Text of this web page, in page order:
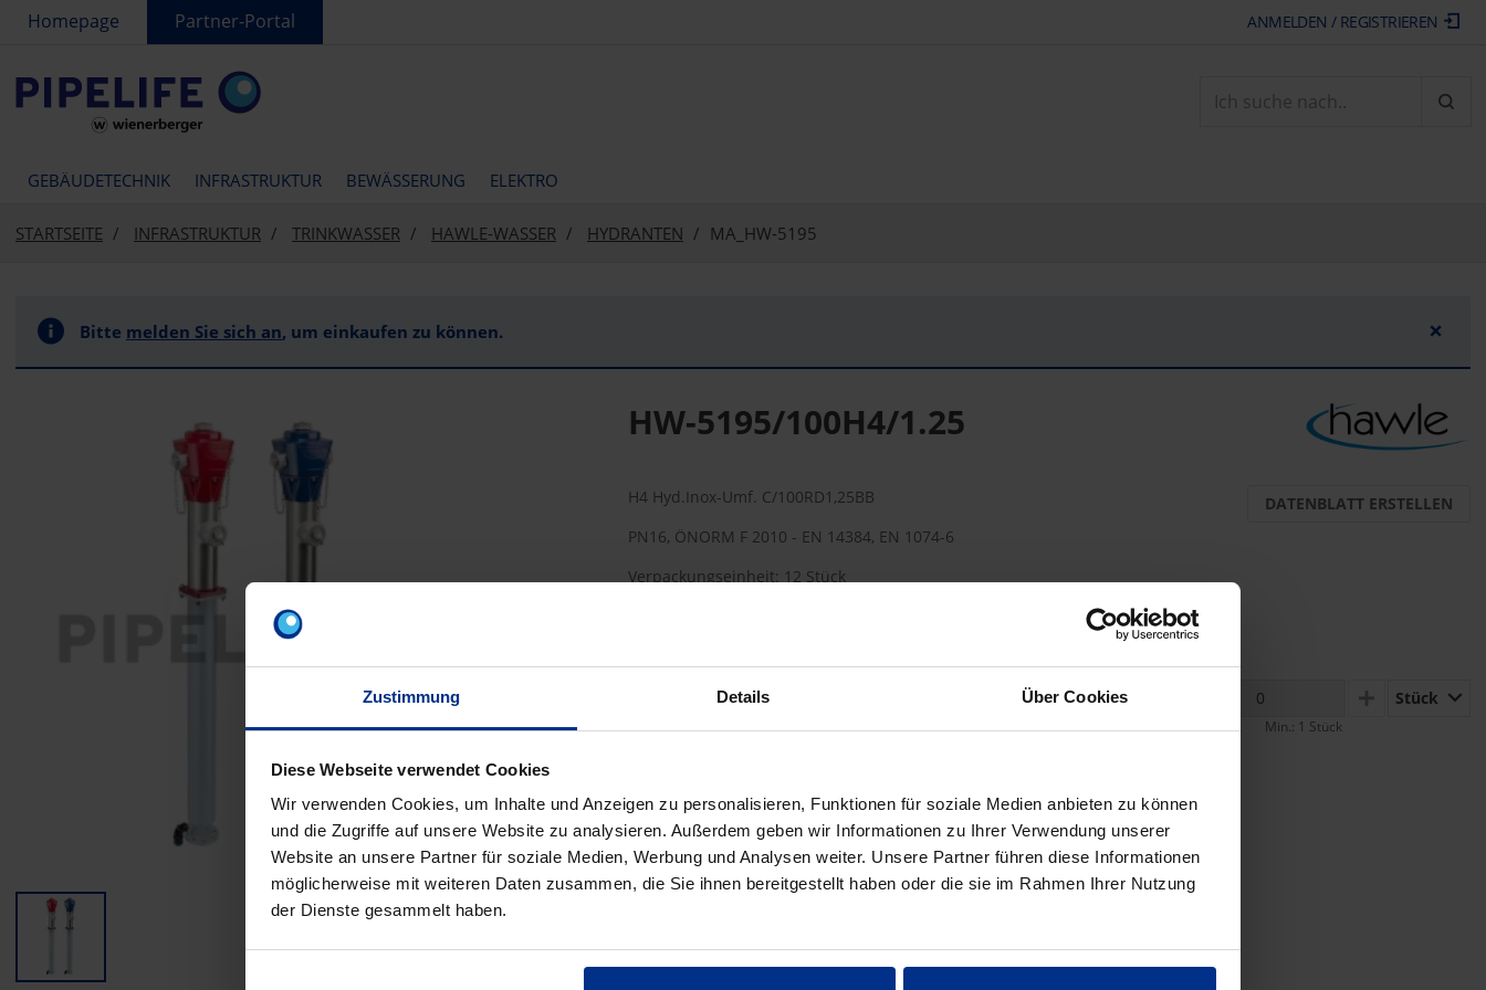
Zustimmung Details Über Cookies
Diese Webseite verwendet Cookies
Wir verwenden Cookies, um Inhalte und Anzeigen zu personalisieren, Funktionen für soziale Medien anbieten zu können
und die Zugriffe auf unsere Website zu analysieren. Außerdem geben wir Informationen zu Ihrer Verwendung unserer
Website an unsere Partner für soziale Medien, Werbung und Analysen weiter. Unsere Partner führen diese Informationen
möglicherweise mit weiteren Daten zusammen, die Sie ihnen bereitgestellt haben oder die sie im Rahmen Ihrer Nutzung
der Dienste gesammelt haben.
text.skipToContent
text.skipToNavigation
Homepage Partner-Portal ANMELDEN / REGISTRIEREN
GEBÄUDETECHNIK INFRASTRUKTUR BEWÄSSERUNG ELEKTRO
STARTSEITE INFRASTRUKTUR TRINKWASSER HAWLE-WASSER HYDRANTEN MA_HW-5195
Bitte melden Sie sich an, um einkaufen zu können. ×
HW-5195/100H4/1.25
H4 Hyd.Inox-Umf. C/100RD1,25BB
PN16, ÖNORM F 2010 - EN 14384, EN 1074-6
Verpackungseinheit: 12 Stück
DATENBLATT ERSTELLEN
HW-5195/100H4/1.25 PLUSStück
Min.: 1 Stück
5.487,00 €
pro 1 Stück (exkl. Mwst.)
AAT
Code